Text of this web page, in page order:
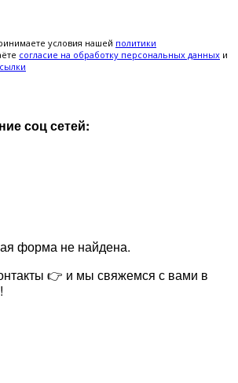
условия нашей политики
cогласие на обработку персональных данных и
соц сетей:
форма не найдена.
👉 и мы свяжемся с вами в